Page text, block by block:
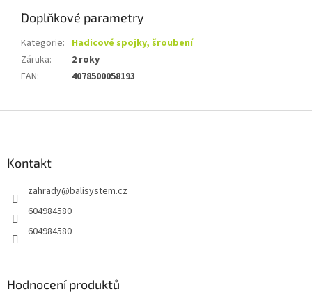
Doplňkové parametry
Kategorie: Hadicové spojky, šroubení
Záruka:
2 roky
EAN: 4078500058193
Kontakt
zahrady@balisystem.cz
604984580
604984580
Hodnocení produktů